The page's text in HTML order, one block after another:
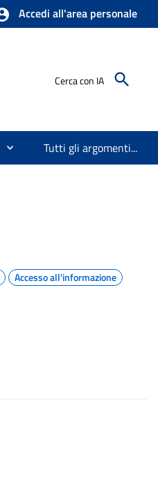
Accedi all'area personale
Cerca con IA
Tutti gli argomenti...
Accesso all'informazione